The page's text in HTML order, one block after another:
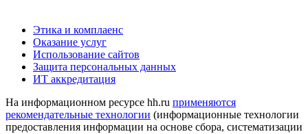
Этика и комплаенс
Оказание услуг
Использование сайтов
Защита персональных данных
ИТ аккредитация
На информационном ресурсе hh.ru применяются
рекомендательные технологии (информационные технологии
предоставления информации на основе сбора, систематизации